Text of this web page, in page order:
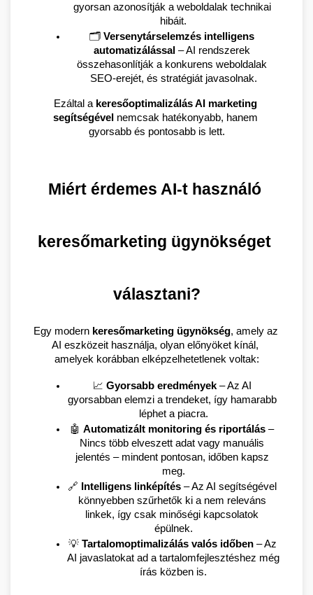
gyorsan azonosítják a weboldalak technikai
hibáit.
🗂️ Versenytárselemzés intelligens
automatizálással – AI rendszerek
összehasonlítják a konkurens weboldalak
SEO-erejét, és stratégiát javasolnak.
Ezáltal a keresőoptimalizálás AI marketing
segítségével nemcsak hatékonyabb, hanem
gyorsabb és pontosabb is lett.
Miért érdemes AI-t használó
keresőmarketing ügynökséget
választani?
Egy modern keresőmarketing ügynökség, amely az
AI eszközeit használja, olyan előnyöket kínál,
amelyek korábban elképzelhetetlenek voltak:
📈 Gyorsabb eredmények – Az AI
gyorsabban elemzi a trendeket, így hamarabb
léphet a piacra.
🤖 Automatizált monitoring és riportálás –
Nincs több elveszett adat vagy manuális
jelentés – mindent pontosan, időben kapsz
meg.
🔗
Intelligens linképítés – Az AI segítségével
könnyebben szűrhetők ki a nem releváns
linkek, így csak minőségi kapcsolatok
épülnek.
💡 Tartalomoptimalizálás valós időben – Az
AI javaslatokat ad a tartalomfejlesztéshez még
írás közben is.